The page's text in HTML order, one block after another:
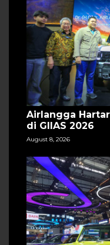
Airlangga
di GIIAS 2026
August 8, 2026